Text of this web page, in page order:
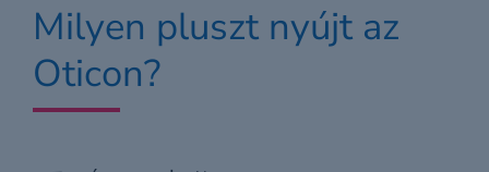
Milyen pluszt nyújt az
Oticon?